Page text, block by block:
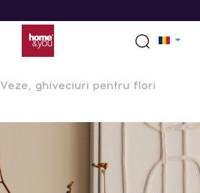
Veze, ghiveciuri pentru flori